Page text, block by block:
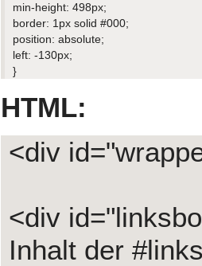
min-height: 498px;
border: 1px solid #000;
position: absolute;
left: -130px;
}
HTML:
<div
<div
Inhalt der